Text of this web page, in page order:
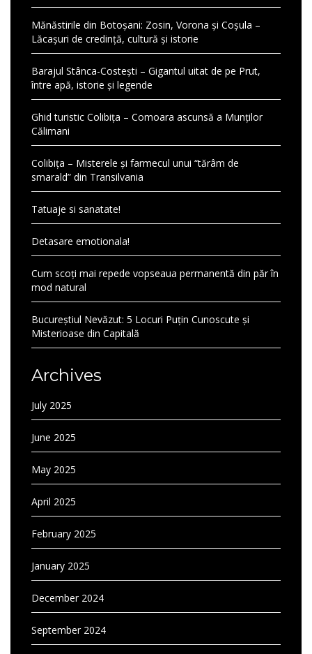
Mănăstirile din Botoșani: Zosin, Vorona și Coșula –
Lăcașuri de credință, cultură și istorie
Barajul Stânca-Costești – Gigantul uitat de pe Prut,
între apă, istorie și legende
Ghid turistic Colibița – Comoara ascunsă a Munților
Călimani
Colibița – Misterele și farmecul unui “tărâm de
smarald” din Transilvania
Tatuaje si sanatate!
Detasare emotionala!
Cum scoți mai repede vopseaua permanentă din păr în
mod natural
Bucureștiul Nevăzut: 5 Locuri Puțin Cunoscute și
Misterioase din Capitală
Archives
July 2025
June 2025
May 2025
April 2025
February 2025
January 2025
December 2024
September 2024